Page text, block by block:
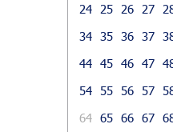
24
25 26 27
34 35 36 37
44 45 46 47
54 55 56 57
64 65 66 67